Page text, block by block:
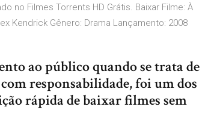
no Filmes Torrents HD Grátis. Baixar Filme: À
Kendrick Gênero: Drama Lançamento: 2008
ao público quando se trata de
responsabilidade, foi um dos
rápida de baixar filmes sem